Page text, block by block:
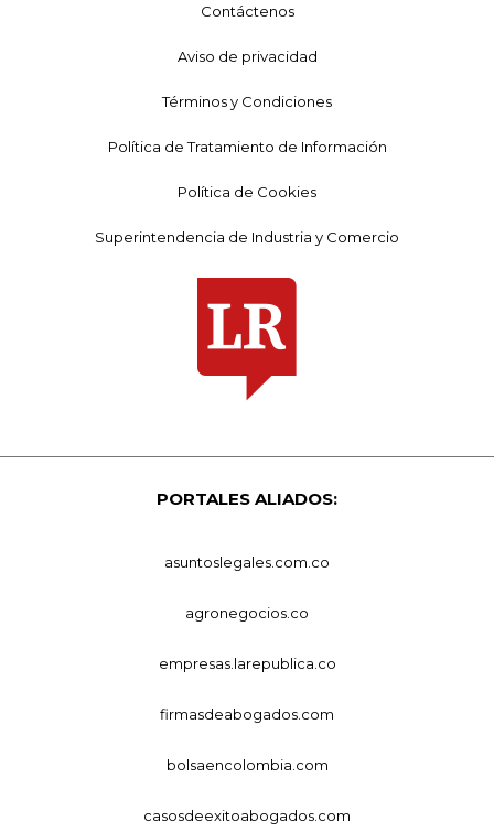
Contáctenos
Aviso de privacidad
Términos y Condiciones
Política de Tratamiento de Información
Política de Cookies
Superintendencia de Industria y Comercio
PORTALES ALIADOS:
asuntoslegales.com.co
agronegocios.co
empresas.larepublica.co
firmasdeabogados.com
bolsaencolombia.com
casosdeexitoabogados.com